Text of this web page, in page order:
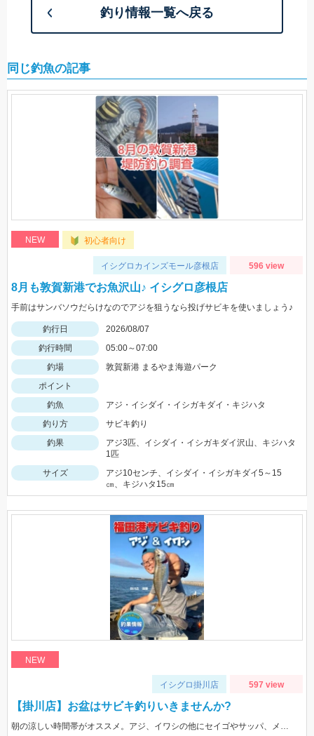
釣り情報一覧へ戻る
同じ釣魚の記事
NEW 初心者向け
イシグロカインズモール彦根店 596 view
8月も敦賀新港でお魚沢山♪ イシグロ彦根店
手前はサンバソウだらけなのでアジを狙うなら投げサビキを使いましょう♪
釣行日
2026/08/07
釣行時間
05:00～07:00
釣場
敦賀新港 まるやま海遊パーク
ポイント
釣魚
アジ・イシダイ・イシガキダイ・キジハタ
釣り方
サビキ釣り
釣果
アジ3匹、イシダイ・イシガキダイ沢山、キジハタ
1匹
サイズ
アジ10センチ、イシダイ・イシガキダイ5～15
㎝、キジハタ15㎝
NEW
イシグロ掛川店 597 view
【掛川店】お盆はサビキ釣りいきませんか?
朝の涼しい時間帯がオススメ。アジ、イワシの他にセイゴやサッパ、メッキなども。仕掛けは『Tsulinoママカリ4号、ケイムラスキン4号』でOK。餌付け器で針にエサを付ければアタリはかなり増えますよ♪